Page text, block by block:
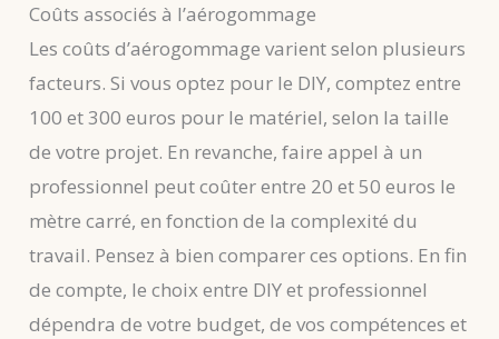
Coûts associés à l’aérogommage
Les coûts d’aérogommage varient selon plusieurs
facteurs. Si vous optez pour le DIY, comptez entre
100 et 300 euros pour le matériel, selon la taille
de votre projet. En revanche, faire appel à un
professionnel peut coûter entre 20 et 50 euros le
mètre carré, en fonction de la complexité du
travail. Pensez à bien comparer ces options. En fin
de compte, le choix entre DIY et professionnel
dépendra de votre budget, de vos compétences et